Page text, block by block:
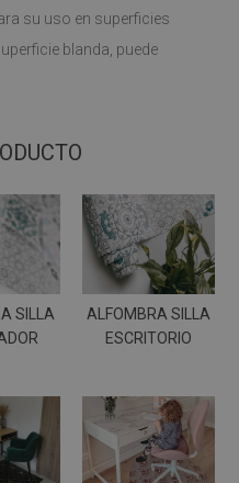
su uso en superficies
blanda, puede
SILLA
ALFOMBRA SILLA
ESCRITORIO